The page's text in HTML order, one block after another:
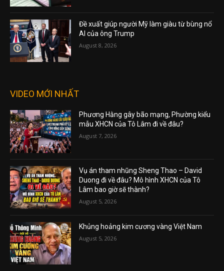
Đề xuất giúp người Mỹ làm giàu từ bùng nổ
AI của ông Trump
August 8, 2026
VIDEO MỚI NHẤT
Phương Hằng gây bão mạng, Phường kiểu
mẫu XHCN của Tô Lâm đi về đâu?
August 7, 2026
Vụ án tham nhũng Sheng Thao – David
Duong đi về đâu? Mô hình XHCN của Tô
Lâm bao giờ sẽ thành?
August 5, 2026
Khủng hoảng kim cương vàng Việt Nam
August 5, 2026